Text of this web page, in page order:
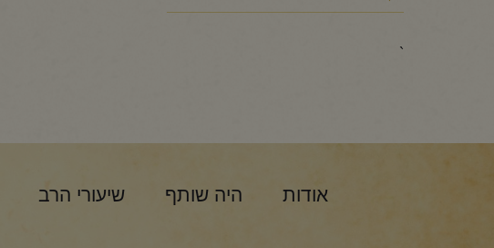
`
אודות היה שותף שיעורי הרב